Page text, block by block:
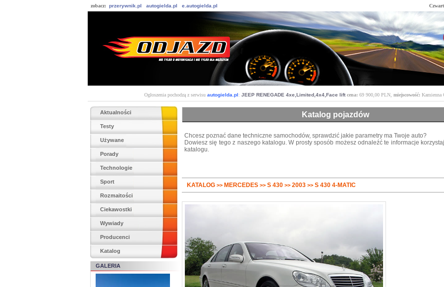
zobacz: przerywnik.pl autogielda.pl e.autogielda.pl
Ogłoszenia pochodzą z serwisu autogielda.pl: JEEP RENEGADE 4xe,Limited,4x4,Face lift cena:69 900,00 PLN, miejscowość:Kamienna
Aktualności
Testy
Używane
Porady
Technologie
Sport
Rozmaitości
Ciekawostki
Wywiady
Producenci
Katalog
GALERIA
Katalog pojazdów
Chcesz poznać dane techniczne samochodów, sprawdzić jakie parametry ma Twoje auto?
Dowiesz się tego z naszego katalogu. W prosty sposób możesz odnaleźć te informacje
katalogu.
KATALOG >> MERCEDES >> S 430 >> 2003 >> S 430 4-MATIC